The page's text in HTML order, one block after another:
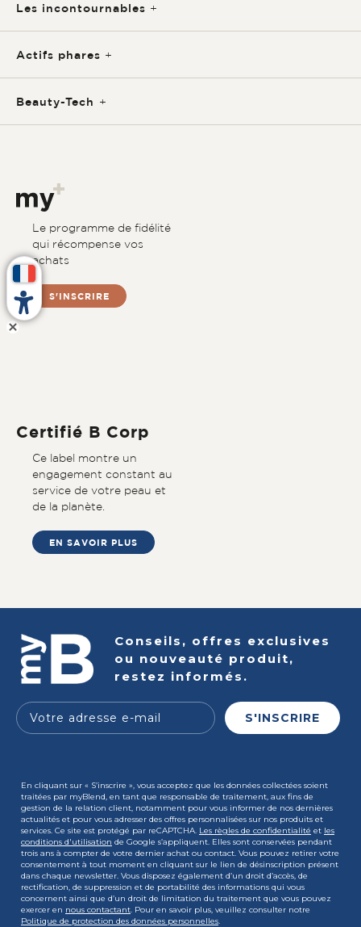
Les incontournables
Actifs phares
Beauty-Tech
Le programme de fidélité
qui récompense vos
achats
S'INSCRIRE
Certifié B Corp
Ce label montre un
engagement constant au
service de votre peau et
de la planète.
EN SAVOIR PLUS
Conseils, offres exclusives
ou nouveauté produit,
restez informés.
e-mail
S'INSCRIRE
En cliquant sur « S’inscrire », vous acceptez que les données collectées soient
traitées par myBlend, en tant que responsable de traitement, aux fins de
gestion de la relation client, notamment pour vous informer de nos dernières
actualités et pour vous adresser des offres personnalisées sur nos produits et
services. Ce site est protégé par reCAPTCHA. Les règles de confidentialité et les
conditions d'utilisation de Google s’appliquent. Elles sont conservées pendant
trois ans à compter de votre dernier achat ou contact. Vous pouvez retirer votre
consentement à tout moment en cliquant sur le lien de désinscription présent
dans chaque newsletter. Vous disposez également d’un droit d’accès, de
rectification, de suppression et de portabilité des informations qui vous
concernent ainsi que d’un droit de limitation du traitement que vous pouvez
exercer en nous contactant. Pour en savoir plus, veuillez consulter notre
Politique de protection des données personnelles.